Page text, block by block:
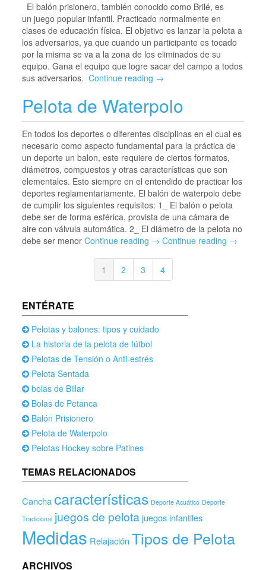
El balón prisionero, también conocido como Brilé, es
un juego popular infantil. Practicado normalmente en
clases de educación física. El objetivo es lanzar la pelota a
los adversarios, ya que cuando un participante es tocado
por la misma se va a la zona de los eliminados de su
equipo. Gana el equipo que logre sacar del campo a todos
sus adversarios. Continue reading →
Pelota de Waterpolo
En todos los deportes o diferentes disciplinas en el cual es
necesario como aspecto fundamental para la práctica de
un deporte un balon, este requiere de ciertos formatos,
diámetros, compuestos y otras características que son
elementales. Esto siempre en el entendido de practicar los
deportes reglamentariamente. El balón de waterpolo debe
de cumplir los siguientes requisitos: 1_ El balón o pelota
debe ser de forma esférica, provista de una cámara de
aire con válvula automática. 2_ El diámetro de la pelota no
debe ser menorContinue reading → Continue reading →
1 2 3 4
ENTÉRATE
Pelotas y balones: tipos y cuidado
La historia de la pelota de fútbol
Pelotas de Tensión o Anti-estrés
Pelota Sentada
bolas de Billar
Bolas de Petanca
Balón Prisionero
Pelota de Waterpolo
Pelotas Hockey sobre Patines
TEMAS RELACIONADOS
Cancha características Deporte Acuático Deporte
Tradicional juegos de pelota juegos infantiles
Medidas Relajación Tipos de Pelota
ARCHIVOS